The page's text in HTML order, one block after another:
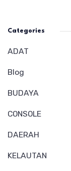
Categories
ADAT
Blog
BUDAYA
CONSOLE
DAERAH
KELAUTAN